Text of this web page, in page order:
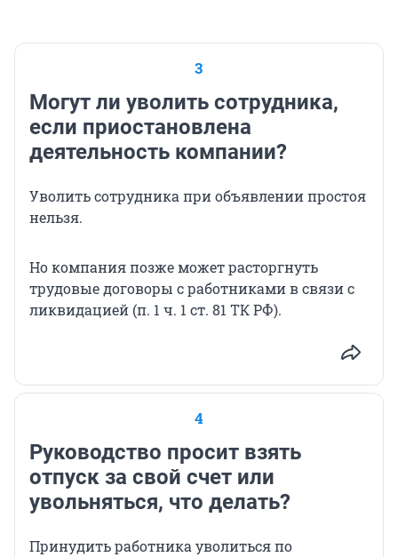
3
Могут ли уволить сотрудника,
если приостановлена
деятельность компании?
Уволить сотрудника при объявлении простоя
нельзя.
Но компания позже может расторгнуть
трудовые договоры с работниками в связи с
ликвидацией (п. 1 ч. 1 ст. 81 ТК РФ).
4
Руководство просит взять
отпуск за свой счет или
увольняться, что делать?
Принудить работника уволиться по